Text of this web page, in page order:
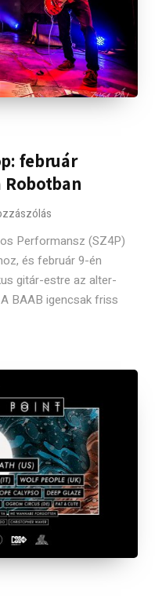
február
Robotban
Performansz (SZ4P)
és február 9-én
gitár-estre az alter-
BAAB igencsak friss